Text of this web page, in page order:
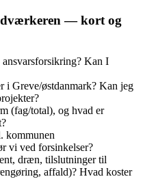
— kort og
Kan I
i Greve/østdanmark? Kan jeg
(fag/total), og hvad er
kommunen
vi ved forsinkelser?
dræn, tilslutninger til
affald)? Hvad koster